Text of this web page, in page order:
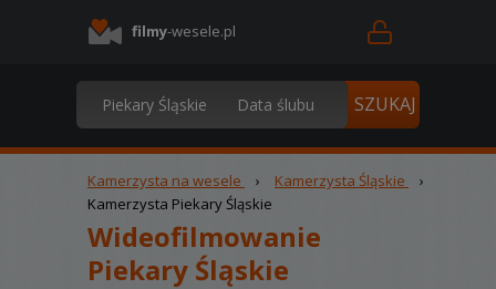
filmy-wesele.pl
Kamerzysta na wesele › Kamerzysta Śląskie
›
Kamerzysta Piekary Śląskie
Wideofilmowanie
Piekary Śląskie